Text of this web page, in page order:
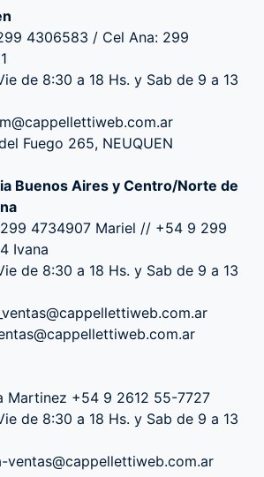
4306583 / Cel Ana: 299
de 8:30 a 18 Hs. y Sab de 9 a 13
Fuego 265, NEUQUEN
Buenos Aires y Centro/Norte de
4734907 Mariel // +54 9 299
Ivana
de 8:30 a 18 Hs. y Sab de 9 a 13
Martinez +54 9 2612 55-7727
de 8:30 a 18 Hs. y Sab de 9 a 13
ventas@cappellettiweb.com.ar